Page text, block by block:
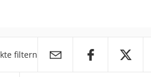
filtern